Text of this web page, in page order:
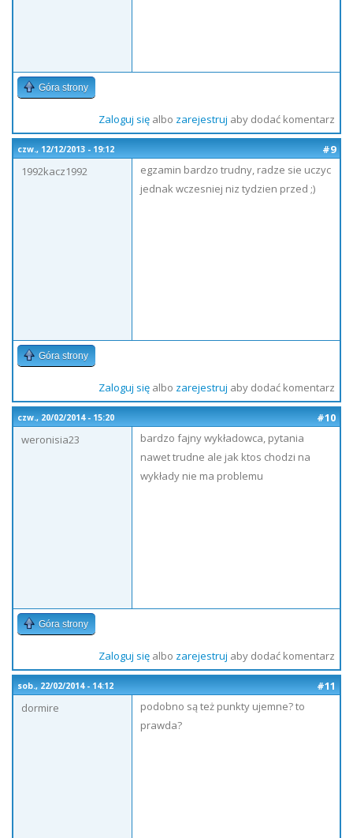
Góra strony
Zaloguj sięalbo zarejestruj aby dodać komentarz
czw., 12/12/2013 - 19:12
#9
1992kacz1992
egzamin bardzo trudny, radze sie uczyc
jednak wczesniej niz tydzien przed ;)
Góra strony
Zaloguj sięalbo zarejestruj aby dodać komentarz
czw., 20/02/2014 - 15:20
#10
weronisia23
bardzo fajny wykładowca, pytania
nawet trudne ale jak ktos chodzi na
wykłady nie ma problemu
Góra strony
Zaloguj sięalbo zarejestruj aby dodać komentarz
sob., 22/02/2014 - 14:12
#11
dormire
podobno są też punkty ujemne? to
prawda?